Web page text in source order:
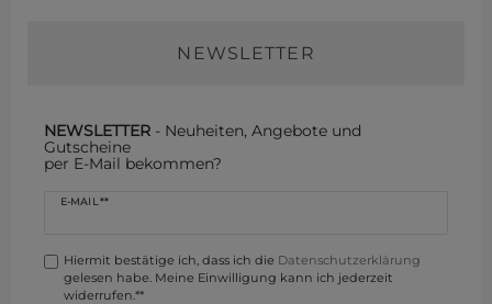
NEWSLETTER
NEWSLETTER - Neuheiten, Angebote und
Gutscheine
per E-Mail bekommen?
E-MAIL **
Newsletter
Hiermit bestätige ich, dass ich die Daten­schutz­erklärung
gelesen habe. Meine Einwilligung kann ich jederzeit
widerrufen.**